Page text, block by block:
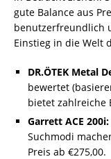
gute Balance aus
benutzerfreundlich
Einstieg in die Welt
DR.ÖTEK Metal
bewertet
bietet zahlreiche
Garrett ACE 200i:
Suchmodi
Preis ab €275,00.